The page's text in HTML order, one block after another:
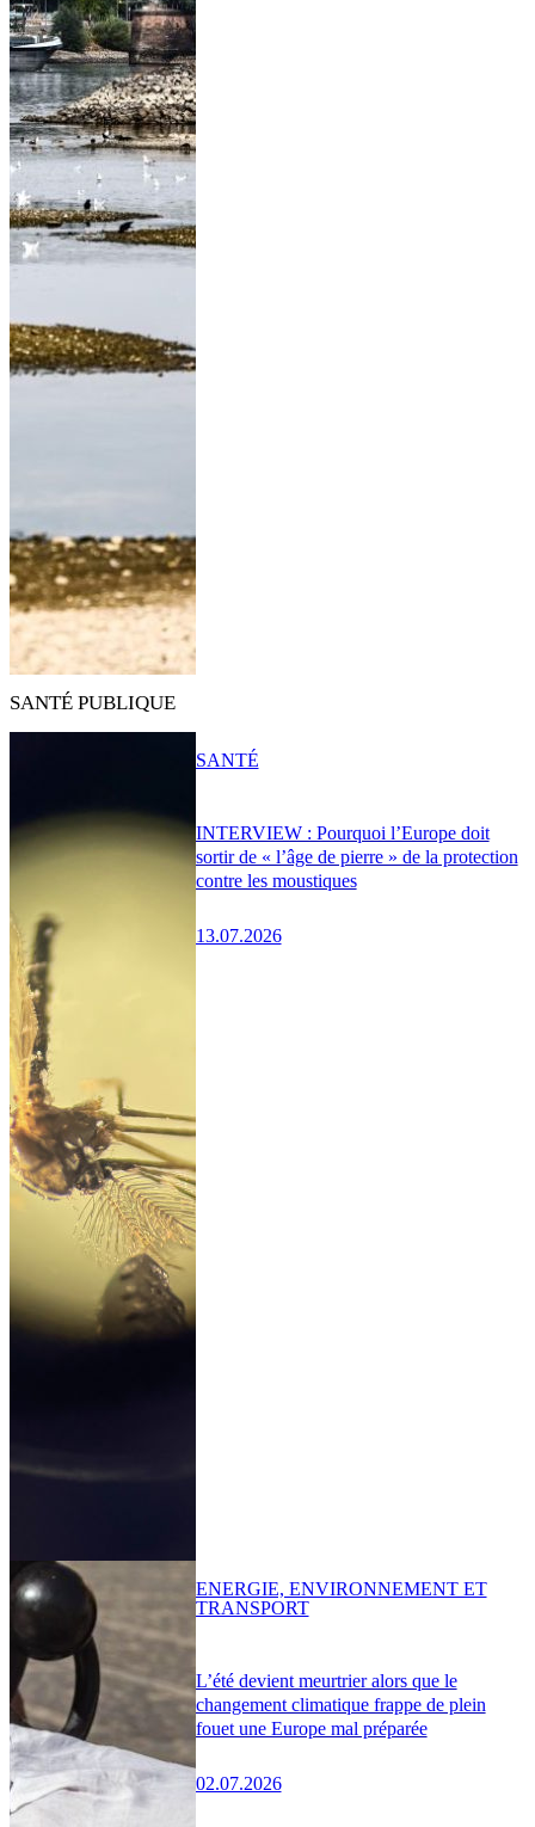
SANTÉ PUBLIQUE
INTERVIEW : Pourquoi l’Europe doit
sortir de « l’âge de pierre » de la protection
contre les moustiques
13.07.2026
SANTÉ
L’été devient meurtrier alors que le
changement climatique frappe de plein
fouet une Europe mal préparée
02.07.2026
ENERGIE, ENVIRONNEMENT ET
TRANSPORT